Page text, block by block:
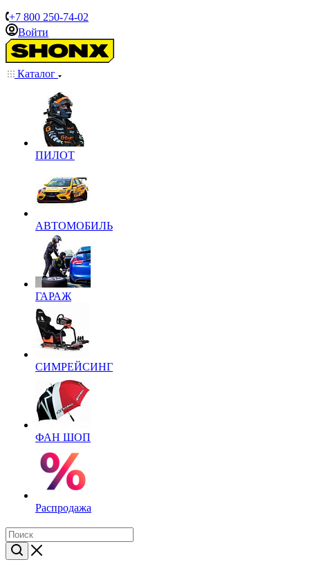
+7 800 250-74-02
Войти
Каталог
ПИЛОТ
АВТОМОБИЛЬ
ГАРАЖ
СИМРЕЙСИНГ
ФАН ШОП
Распродажа